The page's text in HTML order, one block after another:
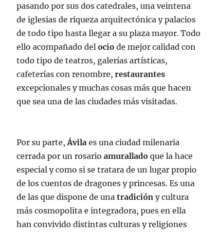
pasando por sus dos catedrales, una veintena
de iglesias de riqueza arquitectónica y palacios
de todo tipo hasta llegar a su plaza mayor. Todo
ello acompañado delocio de mejor calidad con
todo tipo de teatros, galerías artísticas,
cafeterías con renombre, restaurantes
excepcionales y muchas cosas más que hacen
que sea una de las ciudades más visitadas.
Por su parte,Ávilaes una ciudad milenaria
cerrada por un rosarioamuralladoque la hace
especial y como si se tratara de un lugar propio
de los cuentos de dragones y princesas. Es una
de las que dispone de unatradición y cultura
más cosmopolita e integradora, pues en ella
han convivido distintas culturas y religiones